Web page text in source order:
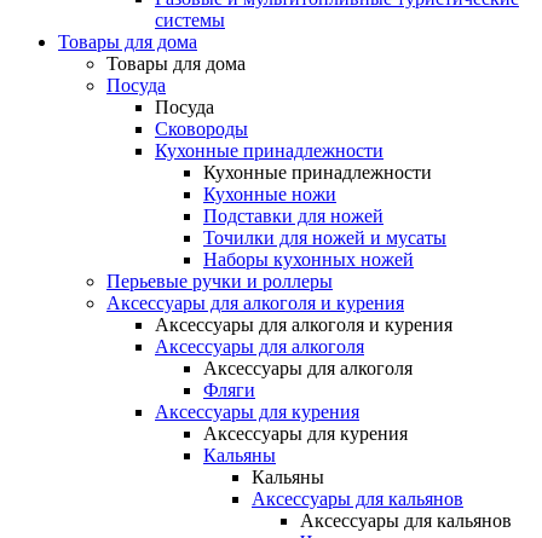
системы
Товары для дома
Товары для дома
Посуда
Посуда
Сковороды
Кухонные принадлежности
Кухонные принадлежности
Кухонные ножи
Подставки для ножей
Точилки для ножей и мусаты
Наборы кухонных ножей
Перьевые ручки и роллеры
Аксессуары для алкоголя и курения
Аксессуары для алкоголя и курения
Аксессуары для алкоголя
Аксессуары для алкоголя
Фляги
Аксессуары для курения
Аксессуары для курения
Кальяны
Кальяны
Аксессуары для кальянов
Аксессуары для кальянов